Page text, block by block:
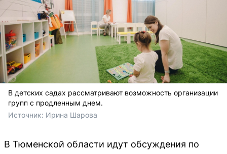
В детских садах рассматривают возможность организации
групп с продленным днем.
Источник: Ирина Шарова
В Тюменской области идут обсуждения по